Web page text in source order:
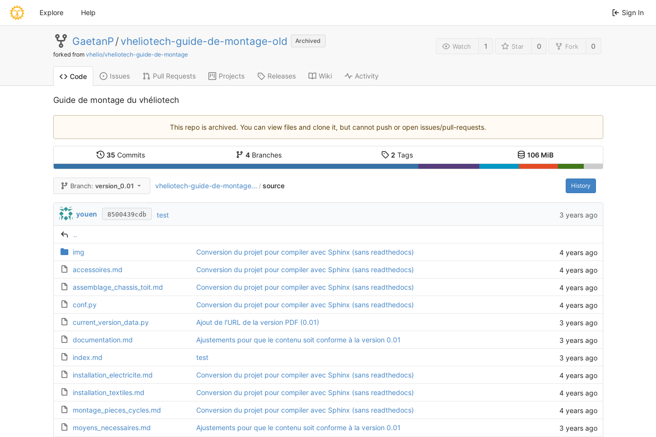
Explore Help Sign In
GaetanP/ vheliotech-guide-de-montage-old
Archived
forked from vhelio/vheliotech-guide-de-montage
Watch 1 Star 0 Fork 0
Code Issues Pull Requests Projects Releases Wiki Activity
Guide de montage du vhéliotech
This repo is archived. You can view files and clone it, but cannot push or open issues/pull-requests.
35 Commits 4 Branches 2 Tags 106 MiB
Branch:version_0.01 vheliotech-guide-de-montage... / source History
youen 8500439cdb test 3 years ago
..
img Conversion du projet pour compiler avec Sphinx (sans readthedocs) 4 years ago
accessoires.md Conversion du projet pour compiler avec Sphinx (sans readthedocs) 4 years ago
assemblage_chassis_toit.md Conversion du projet pour compiler avec Sphinx (sans readthedocs) 4 years ago
conf.py Conversion du projet pour compiler avec Sphinx (sans readthedocs) 4 years ago
current_version_data.py Ajout de l'URL de la version PDF (0.01) 3 years ago
documentation.md Ajustements pour que le contenu soit conforme à la version 0.01 3 years ago
index.md test 3 years ago
installation_electricite.md Conversion du projet pour compiler avec Sphinx (sans readthedocs) 4 years ago
installation_textiles.md Conversion du projet pour compiler avec Sphinx (sans readthedocs) 4 years ago
montage_pieces_cycles.md Conversion du projet pour compiler avec Sphinx (sans readthedocs) 4 years ago
moyens_necessaires.md Ajustements pour que le contenu soit conforme à la version 0.01 3 years ago